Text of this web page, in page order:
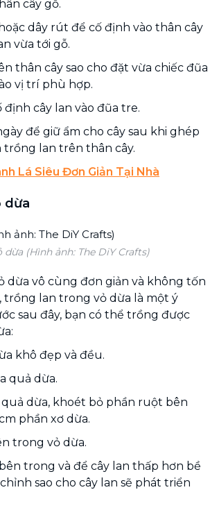
cây gỗ.
dây rút để cố định vào thân cây
vừa tới gỗ.
thân cây sao cho đặt vừa chiếc đũa
vị trí phù hợp.
cây lan vào đũa tre.
để giữ ẩm cho cây sau khi ghép
trồng lan trên thân cây.
Lá Siêu Đơn Giản Tại Nhà
dừa
(Hình ảnh: The DiY Crafts)
dừa vô cùng đơn giản và không tốn
trồng lan trong vỏ dừa là một ý
sau đây, bạn có thể trồng được
khô đẹp và đều.
quả dừa.
quả dừa, khoét bỏ phần ruột bên
phần xơ dừa.
trong vỏ dừa.
trong và để cây lan thấp hơn bề
sao cho cây lan sẽ phát triển